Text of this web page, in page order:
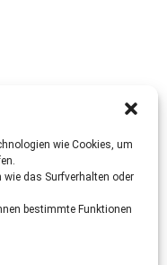
wie Cookies, um
das Surfverhalten oder
bestimmte Funktionen